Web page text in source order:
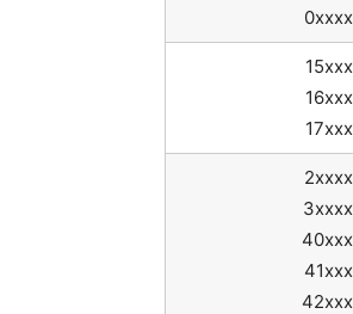
0xxxx
15xxx
16xxx
17xxx
2xxxx
3xxxx
40xxx
41xxx
42xxx